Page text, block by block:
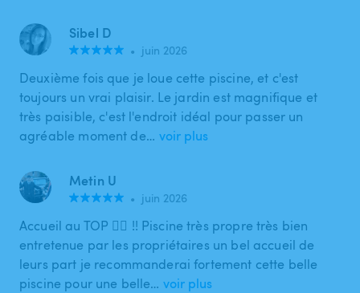
Sibel D
• juin 2026
Deuxième fois que je loue cette piscine, et c'est
toujours un vrai plaisir. Le jardin est magnifique et
très paisible, c'est l'endroit idéal pour passer un
agréable moment de… voir plus
Metin U
• juin 2026
Accueil au TOP 👌🏽 !! Piscine très propre très bien
entretenue par les propriétaires un bel accueil de
leurs part je recommanderai fortement cette belle
piscine pour une belle… voir plus